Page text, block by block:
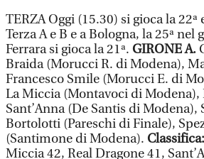
TERZA Oggi (15.30) si gioca la
Terza A e B e a Bologna, la 25ª nel
Ferrara si gioca la 21ª. GIRONE A.
Braida (Morucci R. di Modena),
Francesco Smile (Morucci E. di
La Miccia (Montavoci di Modena),
Sant’Anna (De Santis di Modena),
Bortolotti (Pareschi di Finale),
(Santimone di Modena). Classifica:
Miccia 42, Real Dragone 41,